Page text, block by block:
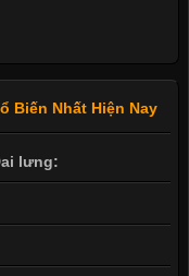
Biến Nhất Hiện Nay
lưng: